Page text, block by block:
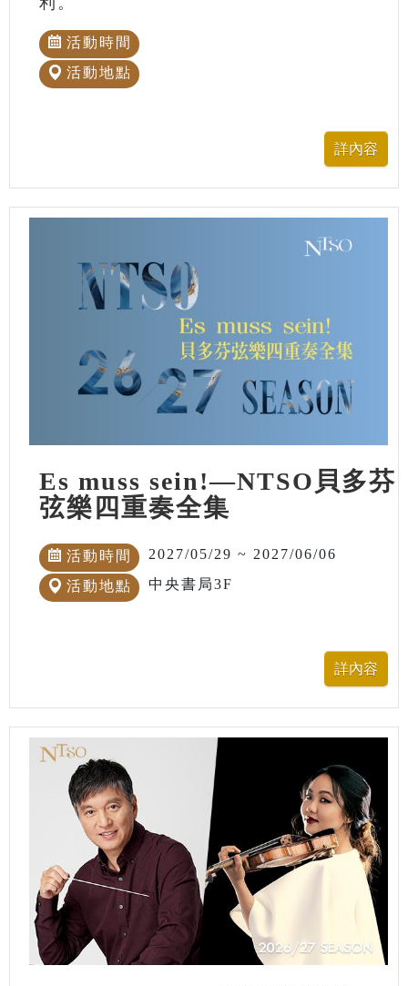
活動時間
活動地點
Es muss sein!—NTSO貝多芬
弦樂四重奏全集
活動時間 2027/05/29 ~ 2027/06/06
活動地點 中央書局3F